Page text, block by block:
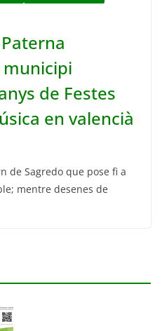
de Festes
en valencià
de Sagredo que pose fi a
mentre desenes de